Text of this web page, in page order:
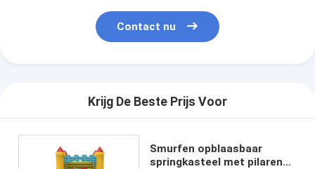
Contact nu
Krijg De Beste Prijs Voor
Smurfen opblaasbaar
springkasteel met pilaren